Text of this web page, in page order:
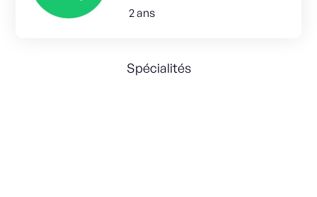
2 ans
Spécialités